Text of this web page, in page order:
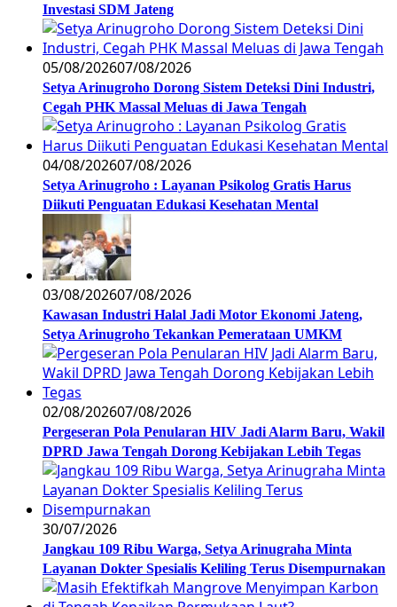
Investasi SDM Jateng
05/08/202607/08/2026
Setya Arinugroho Dorong Sistem Deteksi Dini Industri,
Cegah PHK Massal Meluas di Jawa Tengah
04/08/202607/08/2026
Setya Arinugroho : Layanan Psikolog Gratis Harus
Diikuti Penguatan Edukasi Kesehatan Mental
03/08/202607/08/2026
Kawasan Industri Halal Jadi Motor Ekonomi Jateng,
Setya Arinugroho Tekankan Pemerataan UMKM
02/08/202607/08/2026
Pergeseran Pola Penularan HIV Jadi Alarm Baru, Wakil
DPRD Jawa Tengah Dorong Kebijakan Lebih Tegas
30/07/2026
Jangkau 109 Ribu Warga, Setya Arinugraha Minta
Layanan Dokter Spesialis Keliling Terus Disempurnakan